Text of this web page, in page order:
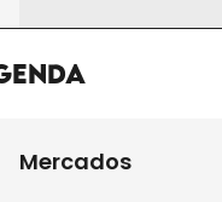
Mercados